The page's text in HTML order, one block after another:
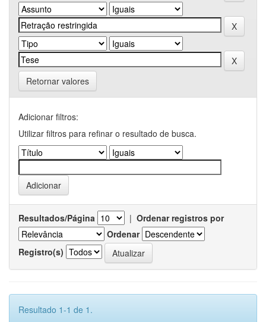
Retornar valores
Adicionar filtros:
Utilizar filtros para refinar o resultado de busca.
Resultados/Página | Ordenar registros por
Ordenar
Registro(s)
Resultado 1-1 de 1.